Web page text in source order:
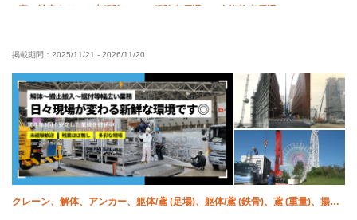
寮・社宅あり 未経験OK 経験者優遇 有資格者優遇
年末年始休暇 転勤なし
掲載期間： 2025/11/21 - 2026/11/20
クレーン、解体、アンカー、躯体/鳶 (足場)、躯体/鳶 (鉄骨)、鳶 (重量)、揚